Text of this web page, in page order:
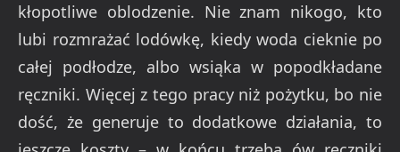
kłopotliwe oblodzenie. Nie znam nikogo, kto
lubi rozmrażać lodówkę, kiedy woda cieknie po
całej podłodze, albo wsiąka w popodkładane
ręczniki. Więcej z tego pracy niż pożytku, bo nie
dość, że generuje to dodatkowe działania, to